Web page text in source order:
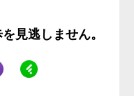
見逃しません。